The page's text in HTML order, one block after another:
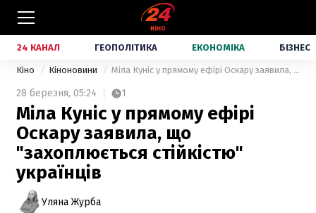
24 КАНАЛ ГЕОПОЛІТИКА ЕКОНОМІКА БІЗНЕС
Кіно Кіноновини Міла Куніс у прямому ефірі Оскару заявила, що "захоплюється стійкістю" українців
28 березня, 05:24 1
Міла Куніс у прямому ефірі
Оскару заявила, що
"захоплюється стійкістю"
українців
Уляна Журба